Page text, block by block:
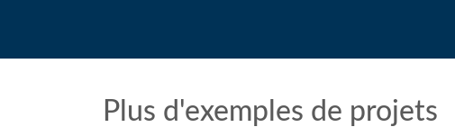
Plus d'exemples de projets